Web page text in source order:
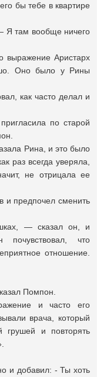
бы тебе в квартире
там вообще ничего
Аристарх
Оно было у Рины
как часто делал и
по старой
Рина, и это было
раз всегда уверяла,
не отрицала ее
и предпочел сменить
— сказал он, и
что
отношение.
Помпон.
и часто его
врача, который
грушей и повторять
и добавил: - Ты хоть